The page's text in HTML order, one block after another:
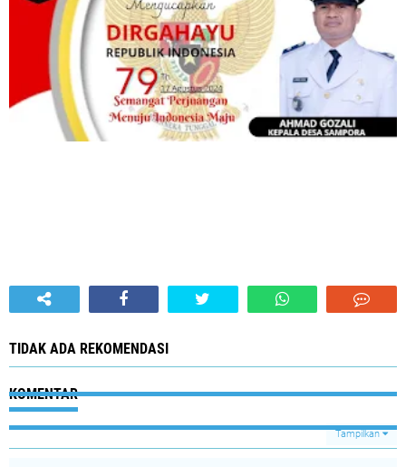
TIDAK ADA REKOMENDASI
KOMENTAR
Tampilkan